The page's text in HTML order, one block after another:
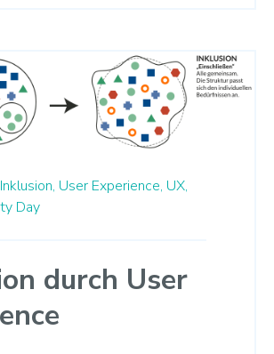
Inklusion, User Experience, UX,
Day
durch User